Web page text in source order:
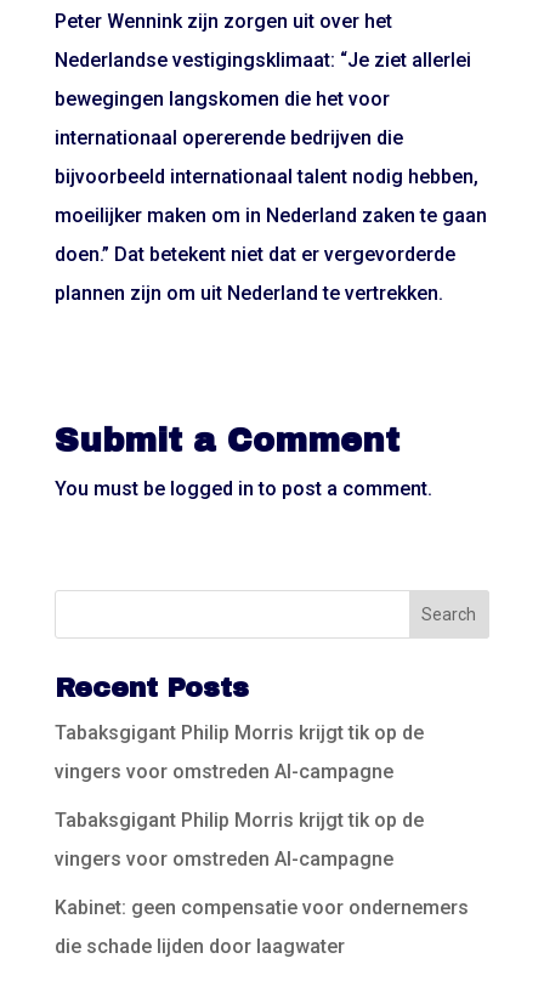
Peter Wennink zijn zorgen uit over het
Nederlandse vestigingsklimaat: “Je ziet allerlei
bewegingen langskomen die het voor
internationaal opererende bedrijven die
bijvoorbeeld internationaal talent nodig hebben,
moeilijker maken om in Nederland zaken te gaan
doen.” Dat betekent niet dat er vergevorderde
plannen zijn om uit Nederland te vertrekken.
Submit a Comment
You must be logged in to post a comment.
Recent Posts
Tabaksgigant Philip Morris krijgt tik op de
vingers voor omstreden AI-campagne
Tabaksgigant Philip Morris krijgt tik op de
vingers voor omstreden AI-campagne
Kabinet: geen compensatie voor ondernemers
die schade lijden door laagwater